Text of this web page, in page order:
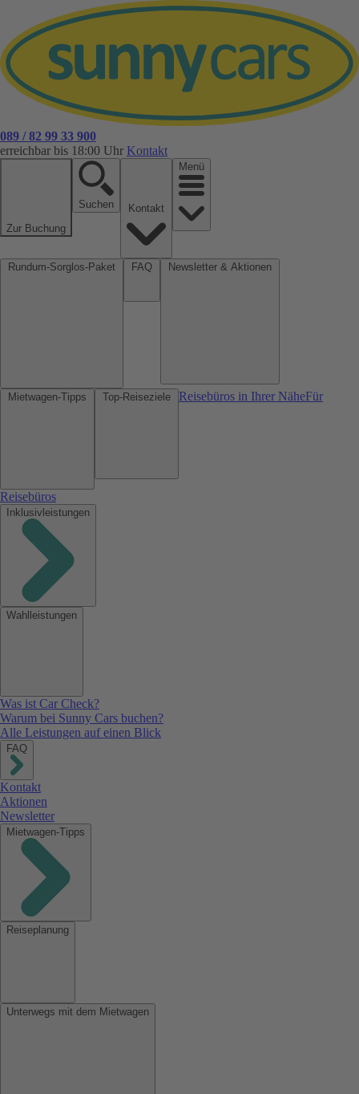
089 / 82 99 33 900
erreichbar bis 18:00 Uhr Kontakt
Zur Buchung
Suchen
Menü
Reisebüros in Ihrer NäheFür
Reisebüros
Inklusivleistungen
Wahlleistungen
Was ist Car Check?
Warum bei Sunny Cars buchen?
Alle Leistungen auf einen Blick
FAQ
Kontakt
Aktionen
Newsletter
Mietwagen-Tipps
Reiseplanung
Unterwegs mit dem Mietwagen